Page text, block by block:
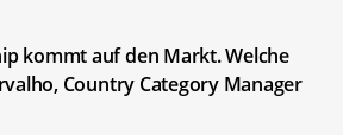
kommt auf den Markt. Welche
Country Category Manager